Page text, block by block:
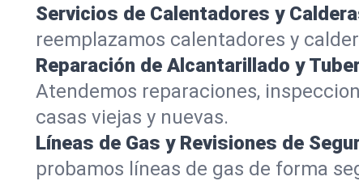
Servicios de Calentadores y
reemplazamos calentadores y
Reparación de Alcantarillado y
Atendemos reparaciones,
casas viejas y nuevas.
Líneas de Gas y Revisiones de
probamos líneas de gas de forma